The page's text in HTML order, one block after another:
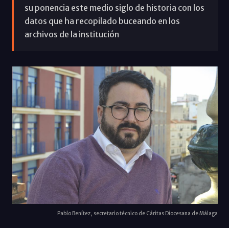
su ponencia este medio siglo de historia con los
datos que ha recopilado buceando en los
archivos de la institución
Pablo Benítez, secretario técnico de Cáritas Diocesana de Málaga